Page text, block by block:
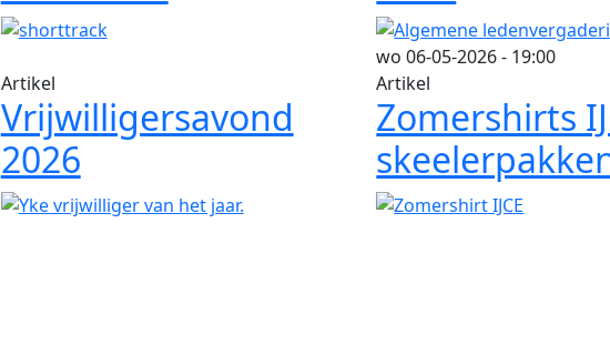
wo 06-05-2026 - 19:00
Artikel
Vrijwilligersavond
2026
Artikel
Zomershirts